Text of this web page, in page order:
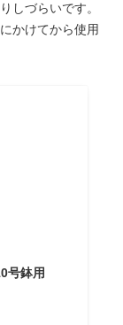
しづらいです。
かけてから使用
号鉢用